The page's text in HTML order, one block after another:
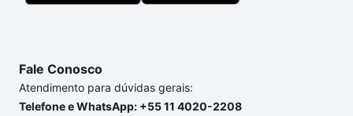
Fale Conosco
Atendimento para dúvidas gerais:
Telefone e WhatsApp: +55 11 4020-2208